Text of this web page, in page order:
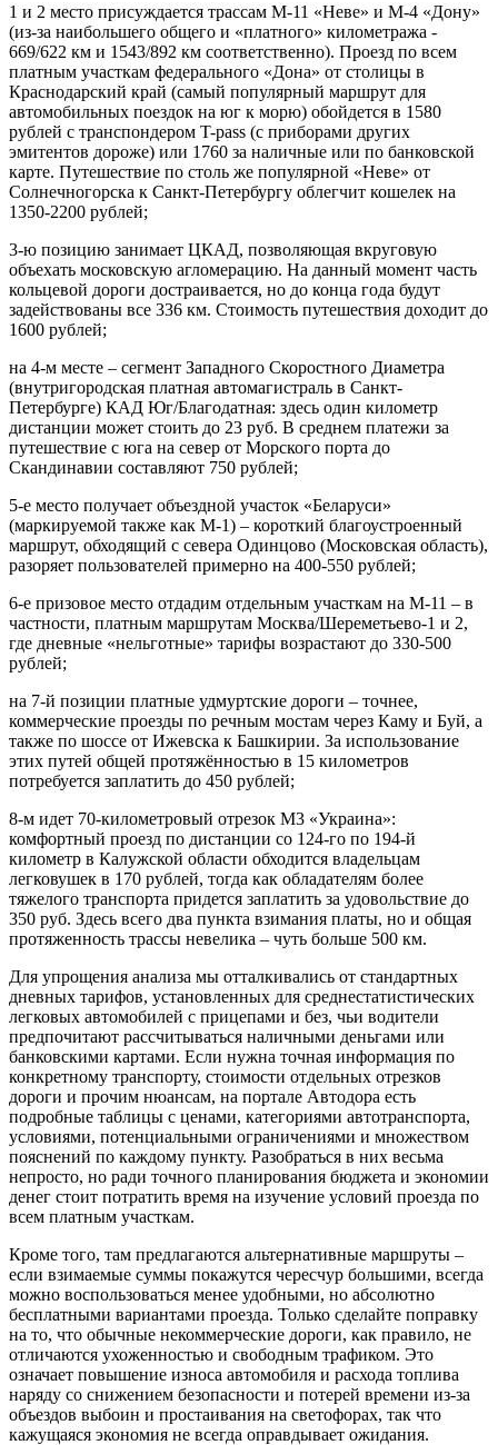
1 и 2 место присуждается трассам М-11 «Неве» и М-4 «Дону»
(из-за наибольшего общего и «платного» километража -
669/622 км и 1543/892 км соответственно). Проезд по всем
платным участкам федерального «Дона» от столицы в
Краснодарский край (самый популярный маршрут для
автомобильных поездок на юг к морю) обойдется в 1580
рублей с транспондером T-pass (с приборами других
эмитентов дороже) или 1760 за наличные или по банковской
карте. Путешествие по столь же популярной «Неве» от
Солнечногорска к Санкт-Петербургу облегчит кошелек на
1350-2200 рублей;
3-ю позицию занимает ЦКАД, позволяющая вкруговую
объехать московскую агломерацию. На данный момент часть
кольцевой дороги достраивается, но до конца года будут
задействованы все 336 км. Стоимость путешествия доходит до
1600 рублей;
на 4-м месте – сегмент Западного Скоростного Диаметра
(внутригородская платная автомагистраль в Санкт-
Петербурге) КАД Юг/Благодатная: здесь один километр
дистанции может стоить до 23 руб. В среднем платежи за
путешествие с юга на север от Морского порта до
Скандинавии составляют 750 рублей;
5-е место получает объездной участок «Беларуси»
(маркируемой также как М-1) – короткий благоустроенный
маршрут, обходящий с севера Одинцово (Московская область),
разоряет пользователей примерно на 400-550 рублей;
6-е призовое место отдадим отдельным участкам на М-11 – в
частности, платным маршрутам Москва/Шереметьево-1 и 2,
где дневные «нельготные» тарифы возрастают до 330-500
рублей;
на 7-й позиции платные удмуртские дороги – точнее,
коммерческие проезды по речным мостам через Каму и Буй, а
также по шоссе от Ижевска к Башкирии. За использование
этих путей общей протяжённостью в 15 километров
потребуется заплатить до 450 рублей;
8-м идет 70-километровый отрезок М3 «Украина»:
комфортный проезд по дистанции со 124-го по 194-й
километр в Калужской области обходится владельцам
легковушек в 170 рублей, тогда как обладателям более
тяжелого транспорта придется заплатить за удовольствие до
350 руб. Здесь всего два пункта взимания платы, но и общая
протяженность трассы невелика – чуть больше 500 км.
Для упрощения анализа мы отталкивались от стандартных
дневных тарифов, установленных для среднестатистических
легковых автомобилей с прицепами и без, чьи водители
предпочитают рассчитываться наличными деньгами или
банковскими картами. Если нужна точная информация по
конкретному транспорту, стоимости отдельных отрезков
дороги и прочим нюансам, на портале Автодора есть
подробные таблицы с ценами, категориями автотранспорта,
условиями, потенциальными ограничениями и множеством
пояснений по каждому пункту. Разобраться в них весьма
непросто, но ради точного планирования бюджета и экономии
денег стоит потратить время на изучение условий проезда по
всем платным участкам.
Кроме того, там предлагаются альтернативные маршруты –
если взимаемые суммы покажутся чересчур большими, всегда
можно воспользоваться менее удобными, но абсолютно
бесплатными вариантами проезда. Только сделайте поправку
на то, что обычные некоммерческие дороги, как правило, не
отличаются ухоженностью и свободным трафиком. Это
означает повышение износа автомобиля и расхода топлива
наряду со снижением безопасности и потерей времени из-за
объездов выбоин и простаивания на светофорах, так что
кажущаяся экономия не всегда оправдывает ожидания.